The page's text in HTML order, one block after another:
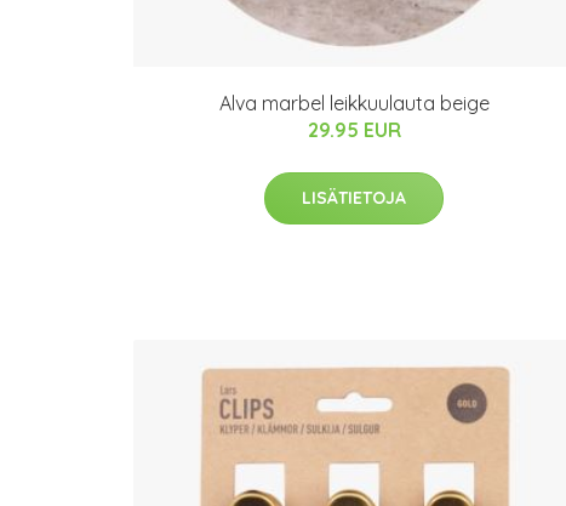
Alva marbel leikkuulauta beige
29.95 EUR
LISÄTIETOJA